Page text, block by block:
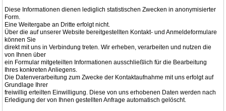
Diese Informationen dienen lediglich statistischen Zwecken in anonymisierter
Form.
Eine Weitergabe an Dritte erfolgt nicht.
Über die auf unserer Website bereitgestellten Kontakt- und Anmeldeformulare
können Sie
direkt mit uns in Verbindung treten. Wir erheben, verarbeiten und nutzen die
von Ihnen über
ein Formular mitgeteilten Informationen ausschließlich für die Bearbeitung
Ihres konkreten Anliegens.
Die Datenverarbeitung zum Zwecke der Kontaktaufnahme mit uns erfolgt auf
Grundlage Ihrer
freiwillig erteilten Einwilligung. Diese von uns erhobenen Daten werden nach
Erledigung der von Ihnen gestellten Anfrage automatisch gelöscht.